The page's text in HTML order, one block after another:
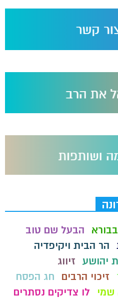
הבעל שם טוב
הר הבית ויקיפדיה
יהושע זיווג
זיכוי הרבים
חג הפסח
שמי
לו צדיקים נסתרים